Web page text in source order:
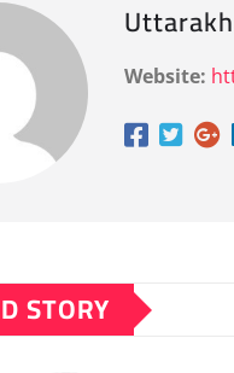
Website:
STORY